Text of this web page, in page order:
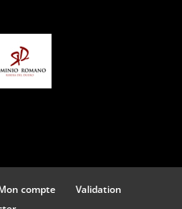
compte
Validation